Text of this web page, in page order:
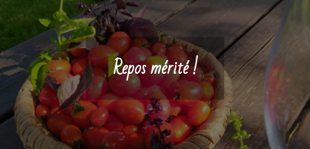
Repos mérité !